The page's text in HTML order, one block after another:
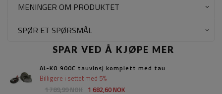
MENINGER OM PRODUKTET
SPØR ET SPØRSMÅL
SPAR VED Å KJØPE MER
AL-KO 900C tauvinsj komplett med tau
1 789,99 NOK 1 682,60 NOK
Billigere i settet med 5%